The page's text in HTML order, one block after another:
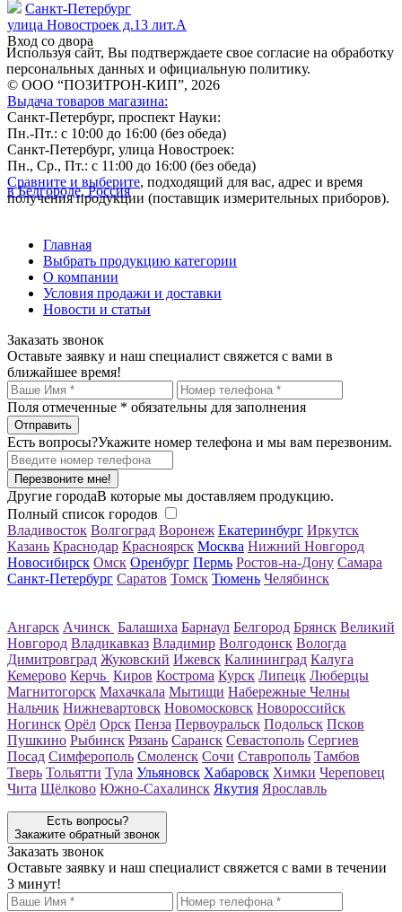
Санкт-Петербург
улица Новостроек д.13 лит.А
Вход со двора
Используя сайт, Вы подтверждаете свое согласие на обработку
персональных данных и официальную политику.
© ООО “ПОЗИТРОН-КИП”, 2026
Выдача товаров магазина:
Санкт-Петербург, проспект Науки:
Пн.-Пт.: с 10:00 до 16:00 (без обеда)
Санкт-Петербург, улица Новостроек:
Пн., Ср., Пт.: с 11:00 до 16:00 (без обеда)
Сравните и выберите, подходящий для вас, адрес и время
получения продукции (поставщик измерительных приборов).
в Белгороде, Россия
Главная
Выбрать продукцию категории
О компании
Условия продажи и доставки
Новости и статьи
Заказать звонок
Оставьте заявку и наш специалист свяжется с вами в
ближайшее время!
Поля отмеченные * обязательны для заполнения
Есть вопросы?Укажите номер телефона и мы вам перезвоним.
Перезвоните мне!
Другие городаВ которые мы доставляем продукцию.
Полный список городов
Владивосток Волгоград Воронеж Екатеринбург Иркутск
Казань Краснодар Красноярск Москва Нижний Новгород
Новосибирск Омск Оренбург Пермь Ростов-на-Дону Самара
Санкт-Петербург Саратов Томск Тюмень Челябинск
Ангарск Ачинск Балашиха Барнаул Белгород Брянск Великий
Новгород Владикавказ Владимир Волгодонск Вологда
Димитровград Жуковский Ижевск Калининград Калуга
Кемерово Керчь Киров Кострома Курск Липецк Люберцы
Магнитогорск Махачкала Мытищи Набережные Челны
Нальчик Нижневартовск Новомосковск Новороссийск
Ногинск Орёл Орск Пенза Первоуральск Подольск Псков
Пушкино Рыбинск Рязань Саранск Севастополь Сергиев
Посад Симферополь Смоленск Сочи Ставрополь Тамбов
Тверь Тольятти Тула Ульяновск Хабаровск Химки Череповец
Чита Щёлково Южно-Сахалинск Якутия Ярославль
Есть вопросы?
Закажите обратный звонок
Заказать звонок
Оставьте заявку и наш специалист свяжется с вами в течении
3 минут!